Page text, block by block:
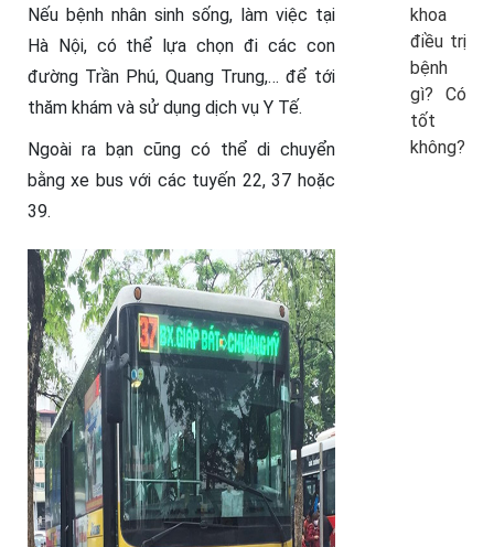
Nếu bệnh nhân sinh sống, làm việc tại
Hà Nội, có thể lựa chọn đi các con
đường Trần Phú, Quang Trung,… để tới
thăm khám và sử dụng dịch vụ Y Tế.
Ngoài ra bạn cũng có thể di chuyển
bằng xe bus với các tuyến 22, 37 hoặc
39.
khoa
điều trị
bệnh
gì? Có
tốt
không?